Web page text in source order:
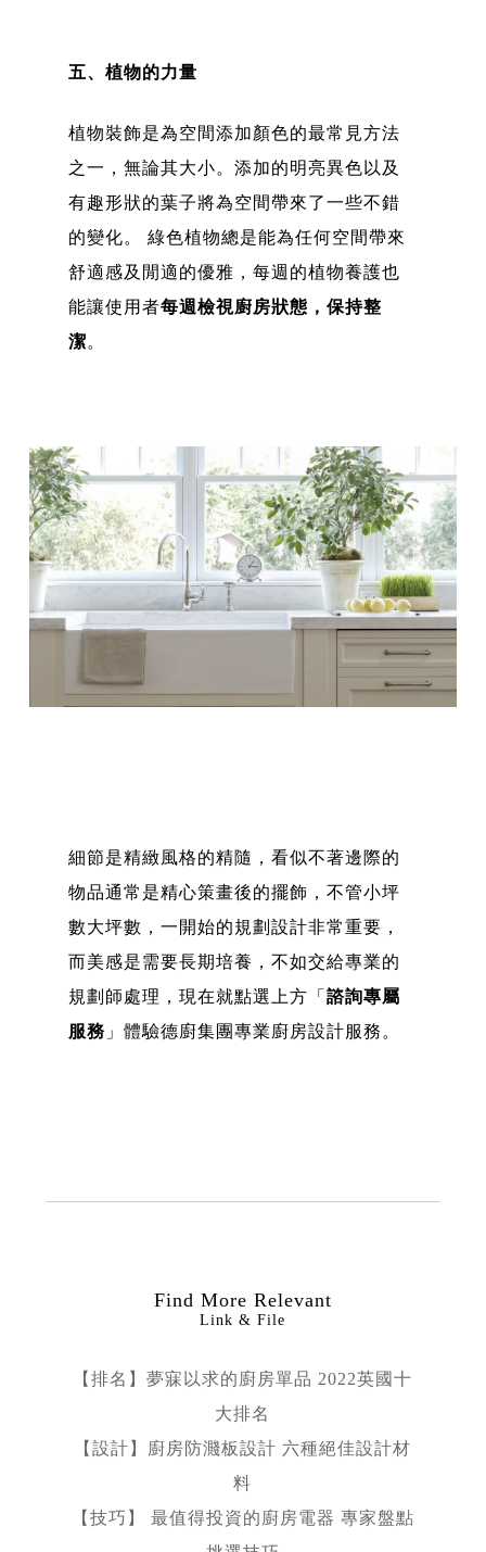
五、植物的力量
植物裝飾是為空間添加顏色的最常見方法
之一，無論其大小。添加的明亮異色以及
有趣形狀的葉子將為空間帶來了一些不錯
的變化。 綠色植物總是能為任何空間帶來
舒適感及閒適的優雅，每週的植物養護也
能讓使用者每週檢視廚房狀態，保持整
潔。
細節是精緻風格的精隨，看似不著邊際的
物品通常是精心策畫後的擺飾，不管小坪
數大坪數，一開始的規劃設計非常重要，
而美感是需要長期培養，不如交給專業的
規劃師處理，現在就點選上方「 諮詢專屬
服務 」體驗德廚集團專業廚房設計服務。
Find More Relevant
Link & File
【排名】夢寐以求的廚房單品 2022英國十
大排名
【設計】廚房防濺板設計 六種絕佳設計材
料
【技巧】 最值得投資的廚房電器 專家盤點